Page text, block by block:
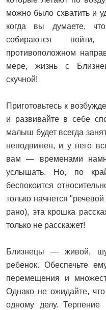
можно было схватить и
когда вы думаете,
собираются
противоположном
мере, жизнь с
скучной!
Приготовьтесь к
и развивайте в себе
малыш будет всегда
неподвижен, и у него
вам — временами
услышать. Но, по
беспокоится
только начнется
рано), эта крошка
только не расскажет!
Близнецы — живой,
ребенок. Обеспечьте
перемещения и
Однако не ожидайте,
одному делу. Терпение